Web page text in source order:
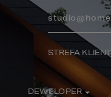
STREFA
DEWELOPER